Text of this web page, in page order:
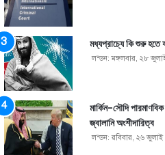
মধ্যপ্রাচ্যে কি শুরু হতে
লন্ডন: মঙ্গলবার, ২৮
মার্কিন-সৌদি
জ্বালানি অংশীদারিত্ব
লন্ডন: রবিবার, ২৬